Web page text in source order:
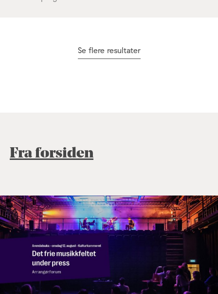
Se flere resultater
Fra forsiden